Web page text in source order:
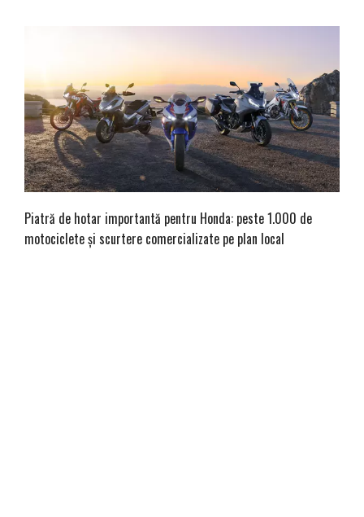
Piatră de hotar importantă pentru Honda: peste 1.000 de
motociclete și scurtere comercializate pe plan local